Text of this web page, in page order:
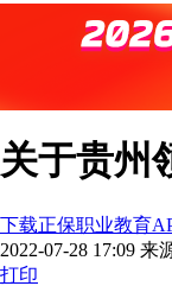
关于贵州
下载正保职业教育
2022-07-28 17:09 来
打印